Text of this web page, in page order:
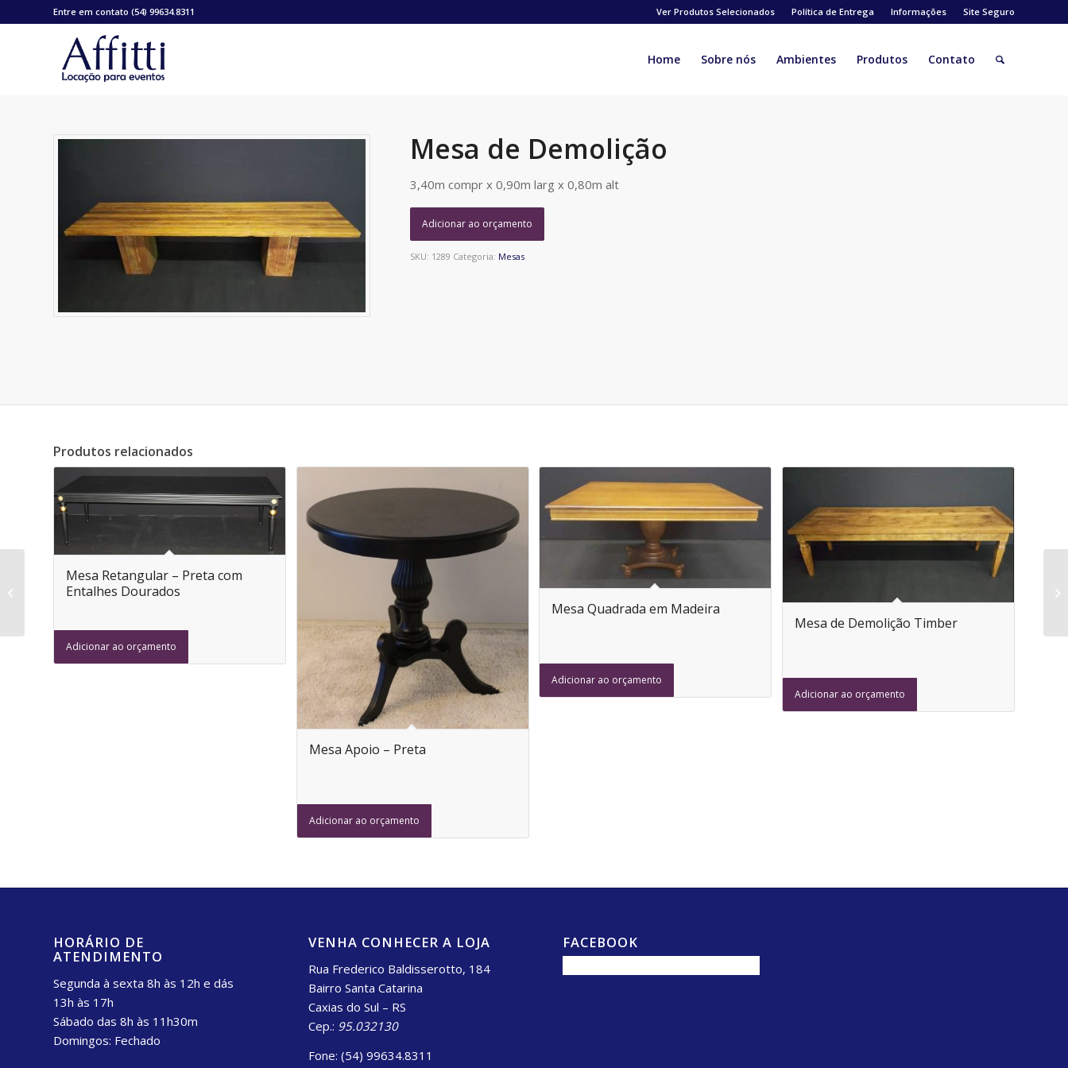
Ver Produtos Selecionados Política de Entrega Informações Site Seguro
Entre em contato (54) 99634.8311
Home Sobre nós Ambientes Produtos Contato
Mesa de Demolição
3,40m compr x 0,90m larg x 0,80m alt
Adicionar ao orçamento
SKU: 1289 Categoria: Mesas
Produtos relacionados
Mesa Retangular – Preta com
Entalhes Dourados
Adicionar ao orçamento
Mesa Apoio – Preta
Adicionar ao orçamento
Mesa Quadrada em Madeira
Adicionar ao orçamento
Mesa de Demolição Timber
Adicionar ao orçamento
HORÁRIO DE
ATENDIMENTO
Segunda à sexta 8h às 12h e dás
13h às 17h
Sábado das 8h às 11h30m
Domingos: Fechado
VENHA CONHECER A LOJA
Rua Frederico Baldisserotto, 184
Bairro Santa Catarina
Caxias do Sul – RS
Cep.: 95.032130
Fone: (54) 99634.8311
FACEBOOK
Mesa Redonda
Espelhada